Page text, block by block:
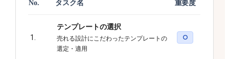
No. タスク名 重要度
1.
テンプレートの選択
売れる設計にこだわったテンプレートの
選定・適用
○